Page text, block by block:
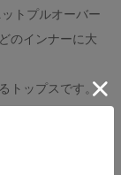
トプルオーバー
のインナーに大
トップスです。
ューズは、どん